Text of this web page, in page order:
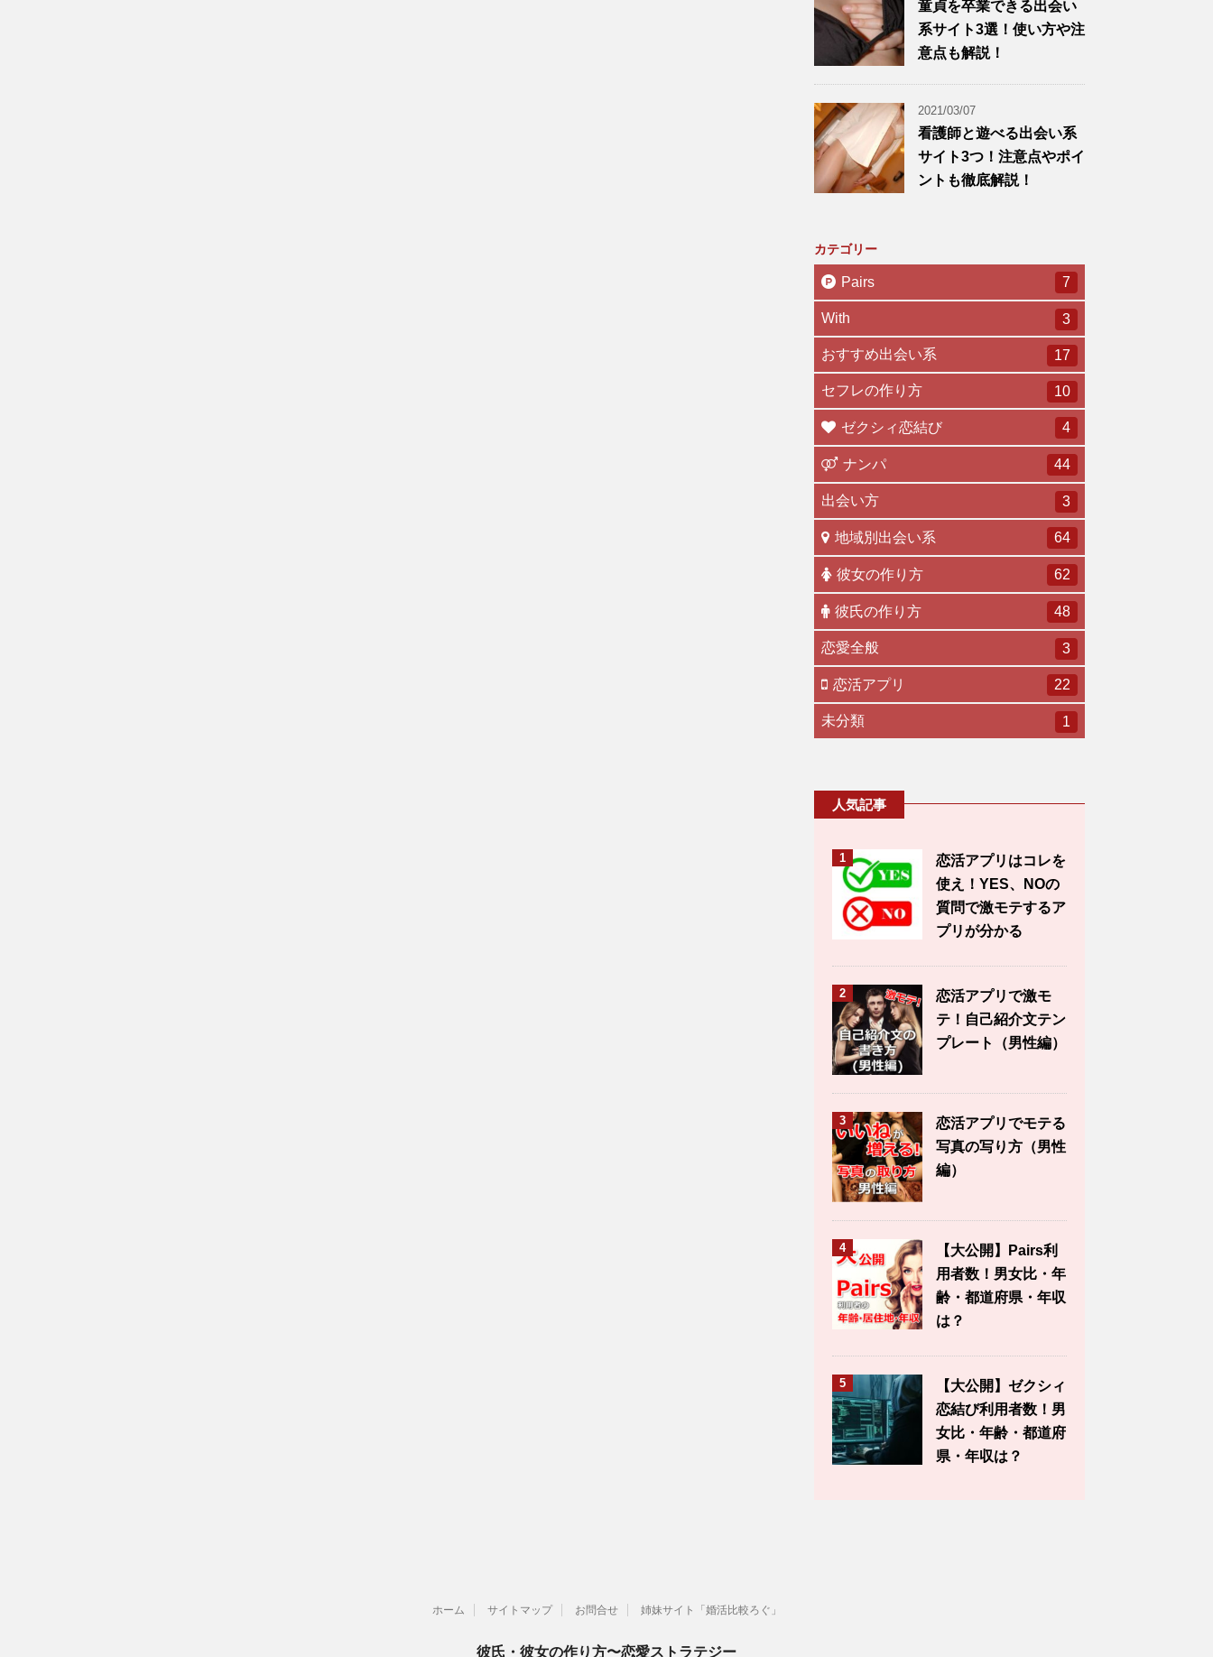
童貞を卒業できる出会い
系サイト3選！使い方や注
意点も解説！
2021/03/07
看護師と遊べる出会い系
サイト3つ！注意点やポイ
ントも徹底解説！
カテゴリー
Pairs 7
With 3
おすすめ出会い系 17
セフレの作り方 10
ゼクシィ恋結び 4
ナンパ 44
出会い方 3
地域別出会い系 64
彼女の作り方 62
彼氏の作り方 48
恋愛全般 3
恋活アプリ 22
未分類 1
人気記事
1
恋活アプリはコレを
使え！YES、NOの
質問で激モテするア
プリが分かる
2
恋活アプリで激モ
テ！自己紹介文テン
プレート（男性編）
3
恋活アプリでモテる
写真の写り方（男性
編）
4
【大公開】Pairs利
用者数！男女比・年
齢・都道府県・年収
は？
5
【大公開】ゼクシィ
恋結び利用者数！男
女比・年齢・都道府
県・年収は？
ホーム サイトマップ お問合せ 姉妹サイト「婚活比較ろぐ」
彼氏・彼女の作り方〜恋愛ストラテジー